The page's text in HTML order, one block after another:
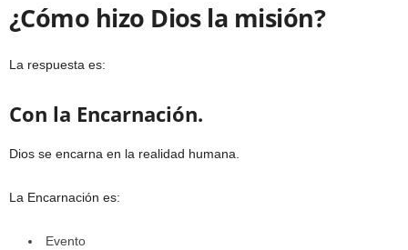
¿Cómo hizo Dios la misión?
La respuesta es:
Con la Encarnación.
Dios se encarna en la realidad humana.
La Encarnación es:
Evento